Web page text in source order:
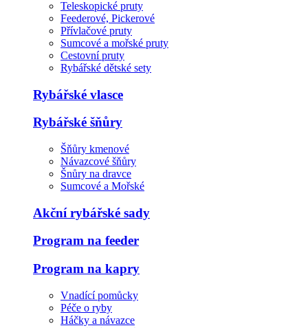
Teleskopické pruty
Feederové, Pickerové
Přívlačové pruty
Sumcové a mořské pruty
Cestovní pruty
Rybářské dětské sety
Rybářské vlasce
Rybářské šňůry
Šňůry kmenové
Návazcové šňůry
Šnůry na dravce
Sumcové a Mořské
Akční rybářské sady
Program na feeder
Program na kapry
Vnadící pomůcky
Péče o ryby
Háčky a návazce